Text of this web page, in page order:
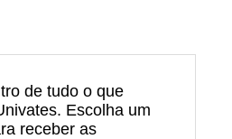
de tudo o que
Escolha um
receber as